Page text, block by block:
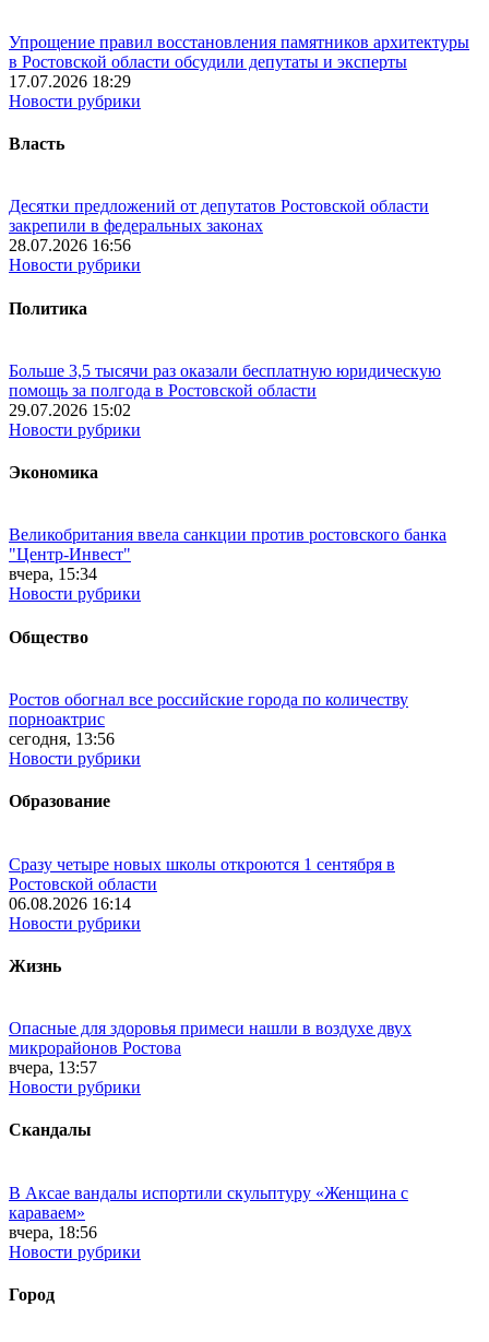
Упрощение правил восстановления памятников архитектуры
в Ростовской области обсудили депутаты и эксперты
17.07.2026 18:29
Новости рубрики
Власть
Десятки предложений от депутатов Ростовской области
закрепили в федеральных законах
28.07.2026 16:56
Новости рубрики
Политика
Больше 3,5 тысячи раз оказали бесплатную юридическую
помощь за полгода в Ростовской области
29.07.2026 15:02
Новости рубрики
Экономика
Великобритания ввела санкции против ростовского банка
"Центр-Инвест"
вчера, 15:34
Новости рубрики
Общество
Ростов обогнал все российские города по количеству
порноактрис
сегодня, 13:56
Новости рубрики
Образование
Сразу четыре новых школы откроются 1 сентября в
Ростовской области
06.08.2026 16:14
Новости рубрики
Жизнь
Опасные для здоровья примеси нашли в воздухе двух
микрорайонов Ростова
вчера, 13:57
Новости рубрики
Скандалы
В Аксае вандалы испортили скульптуру «Женщина с
караваем»
вчера, 18:56
Новости рубрики
Город